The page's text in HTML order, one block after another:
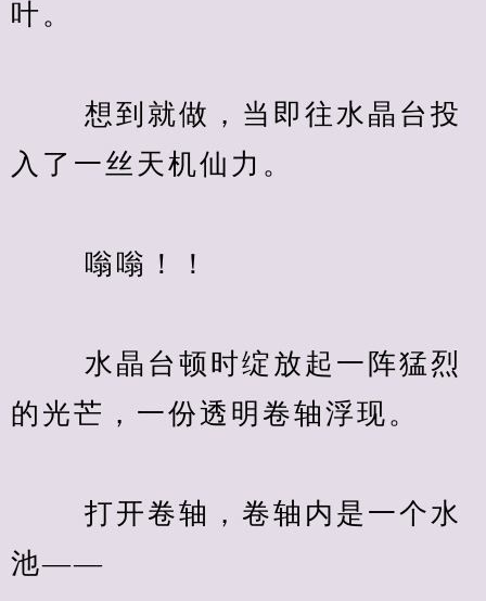
叶。
想到就做，当即往水晶台投
入了一丝天机仙力。
嗡嗡！！
水晶台顿时绽放起一阵猛烈
的光芒，一份透明卷轴浮现。
打开卷轴，卷轴内是一个水
池——